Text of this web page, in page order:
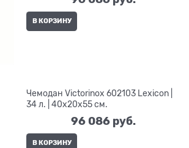
В КОРЗИНУ
Чемодан Victorinox 602103 Lexicon |
34 л. | 40x20x55 см.
96 086 руб.
В КОРЗИНУ